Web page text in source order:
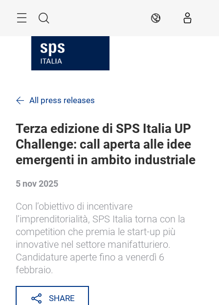
Search IT
All press releases
Terza edizione di SPS Italia UP
Challenge: call aperta alle idee
emergenti in ambito industriale
5 nov 2025
Con l’obiettivo di incentivare
l’imprenditorialità, SPS Italia torna con la
competition che premia le start-up più
innovative nel settore manifatturiero.
Candidature aperte fino a venerdì 6
febbraio.
SHARE